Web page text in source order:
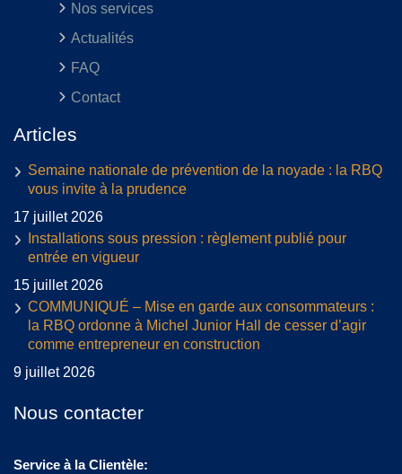
Nos services
Actualités
FAQ
Contact
Articles
Semaine nationale de prévention de la noyade : la RBQ
vous invite à la prudence
17 juillet 2026
Installations sous pression : règlement publié pour
entrée en vigueur
15 juillet 2026
COMMUNIQUÉ – Mise en garde aux consommateurs :
la RBQ ordonne à Michel Junior Hall de cesser d’agir
comme entrepreneur en construction
9 juillet 2026
Nous contacter
Service à la Clientèle: